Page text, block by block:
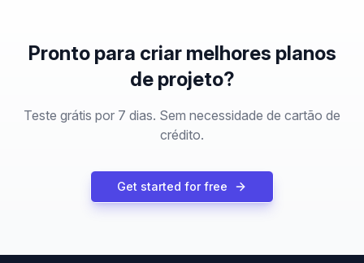
Pronto para criar melhores planos
de projeto?
Teste grátis por 7 dias. Sem necessidade de cartão de
crédito.
Get started for free